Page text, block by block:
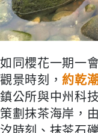
如同櫻花一期一會
觀景時刻，約乾
鎮公所與中州科
策劃抹茶海岸，